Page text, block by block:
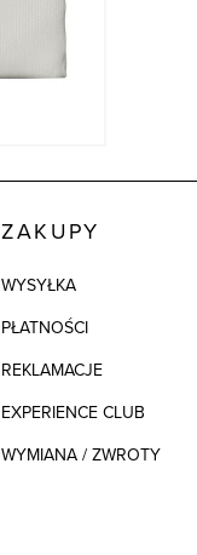
ZAKUPY
WYSYŁKA
PŁATNOŚCI
REKLAMACJE
EXPERIENCE CLUB
WYMIANA / ZWROTY